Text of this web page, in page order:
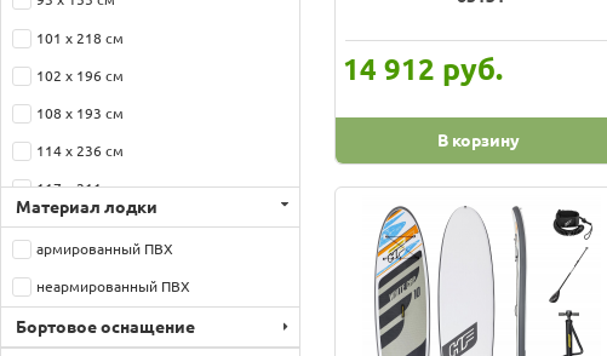
101 х 218 см
102 х 196 см
108 х 193 см
114 х 236 см
117 х 211 см
117 х 244 см
126 х 307 см
Материал лодки
армированный ПВХ
неармированный ПВХ
Бортовое оснащение
14 912 руб.
В корзину